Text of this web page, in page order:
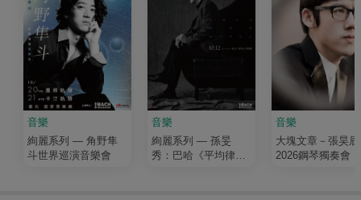
音樂
絢麗系列 — 角野隼
斗世界巡演音樂會
音樂
絢麗系列 — 孫旻
秀：巴哈《平均律鍵
音樂
大塊文章－張昊辰
2026鋼琴獨奏會